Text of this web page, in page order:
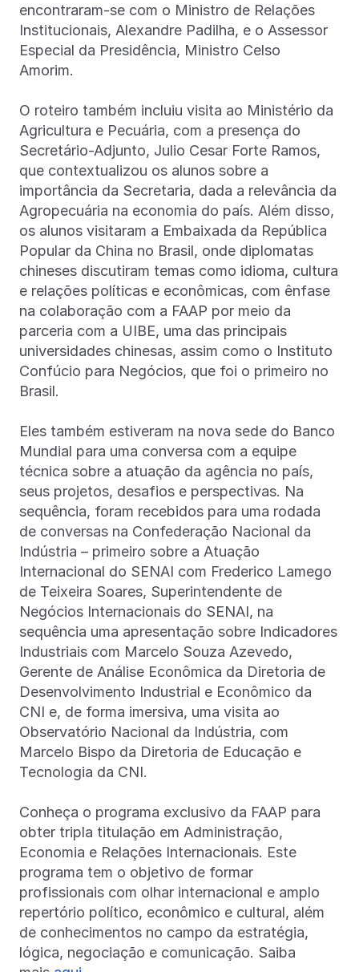
encontraram-se com o Ministro de Relações
Institucionais, Alexandre Padilha, e o Assessor
Especial da Presidência, Ministro Celso
Amorim.
O roteiro também incluiu visita ao Ministério da
Agricultura e Pecuária, com a presença do
Secretário-Adjunto, Julio Cesar Forte Ramos,
que contextualizou os alunos sobre a
importância da Secretaria, dada a relevância da
Agropecuária na economia do país. Além disso,
os alunos visitaram a Embaixada da República
Popular da China no Brasil, onde diplomatas
chineses discutiram temas como idioma, cultura
e relações políticas e econômicas, com ênfase
na colaboração com a FAAP por meio da
parceria com a UIBE, uma das principais
universidades chinesas, assim como o Instituto
Confúcio para Negócios, que foi o primeiro no
Brasil.
Eles também estiveram na nova sede do Banco
Mundial para uma conversa com a equipe
técnica sobre a atuação da agência no país,
seus projetos, desafios e perspectivas. Na
sequência, foram recebidos para uma rodada
de conversas na Confederação Nacional da
Indústria – primeiro sobre a Atuação
Internacional do SENAI com Frederico Lamego
de Teixeira Soares, Superintendente de
Negócios Internacionais do SENAI, na
sequência uma apresentação sobre Indicadores
Industriais com Marcelo Souza Azevedo,
Gerente de Análise Econômica da Diretoria de
Desenvolvimento Industrial e Econômico da
CNI e, de forma imersiva, uma visita ao
Observatório Nacional da Indústria, com
Marcelo Bispo da Diretoria de Educação e
Tecnologia da CNI.
Conheça o programa exclusivo da FAAP para
obter tripla titulação em Administração,
Economia e Relações Internacionais. Este
programa tem o objetivo de formar
profissionais com olhar internacional e amplo
repertório político, econômico e cultural, além
de conhecimentos no campo da estratégia,
lógica, negociação e comunicação. Saiba